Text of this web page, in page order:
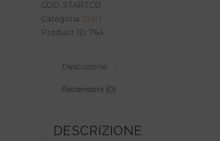
COD: STARTCD
Categoria: Start
Product ID: 764
Descrizione
Recensioni (0)
DESCRIZIONE